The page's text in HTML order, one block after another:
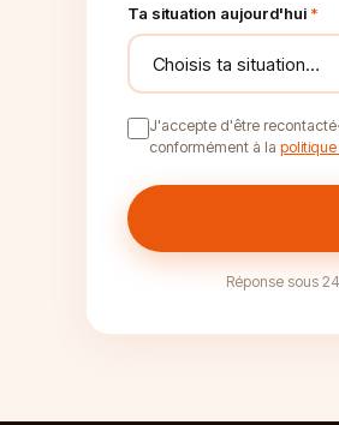
Ta situation aujourd'hui *
J'accepte d'être
conformément à la
Réponse sous